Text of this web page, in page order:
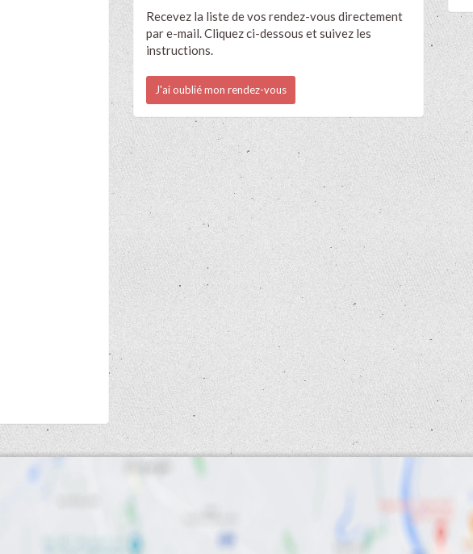
Recevez la liste de vos rendez-vous directement
par e-mail. Cliquez ci-dessous et suivez les
instructions.
J'ai oublié mon rendez-vous